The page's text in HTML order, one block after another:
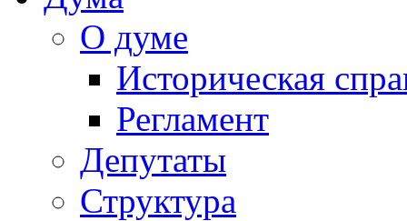
О думе
Историческая
Регламент
Депутаты
Структура